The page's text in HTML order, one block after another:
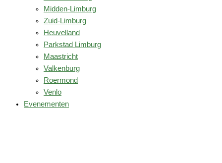
Midden-Limburg
Zuid-Limburg
Heuvelland
Parkstad Limburg
Maastricht
Valkenburg
Roermond
Venlo
Evenementen